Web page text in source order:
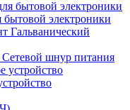
бытовой электроники
Гальванический
Сетевой шнур питания